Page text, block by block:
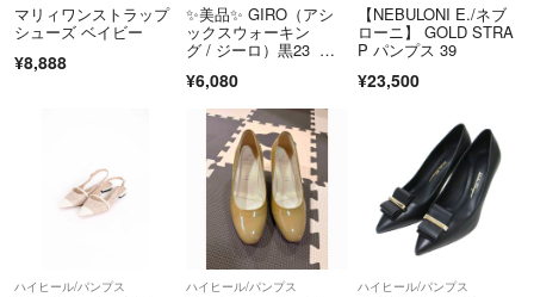
マリィワンストラップ
シューズ ベイビー
¥8,888
✨美品✨ GIRO（アシ
ックスウォーキン
グ / ジーロ）黒23 mr1
¥6,080
【NEBULONI E./ネブ
ローニ】 GOLD STRA
P パンプス 39
¥23,500
ハイヒール/パンプス ハイヒール/パンプス ハイヒール/パンプス